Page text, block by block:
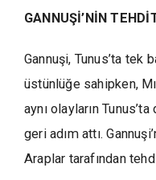
GANNUŞİ’NİN
Gannuşi, Tunus’ta tek
üstünlüğe sahipken,
aynı olayların
geri adım attı.
Araplar tarafından